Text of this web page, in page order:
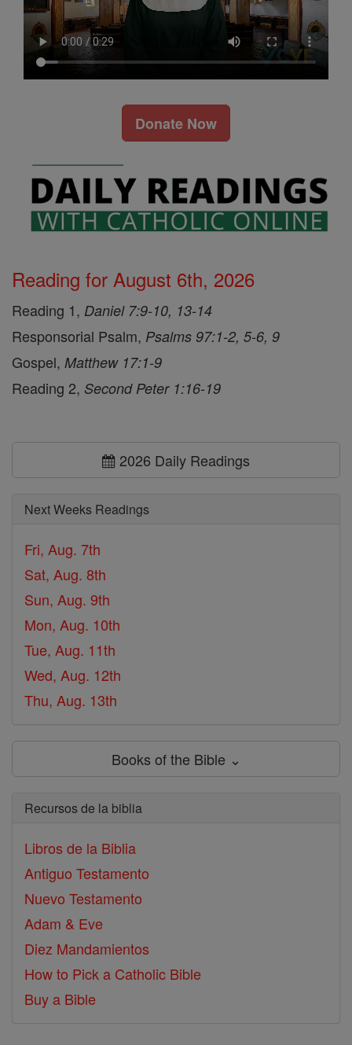
Donate Now
Reading for August 6th, 2026
Reading 1, Daniel 7:9-10, 13-14
Responsorial Psalm, Psalms 97:1-2, 5-6, 9
Gospel, Matthew 17:1-9
Reading 2, Second Peter 1:16-19
2026 Daily Readings
Next Weeks Readings
Fri, Aug. 7th
Sat, Aug. 8th
Sun, Aug. 9th
Mon, Aug. 10th
Tue, Aug. 11th
Wed, Aug. 12th
Thu, Aug. 13th
Books of the Bible ⌄
Recursos de la biblia
Libros de la Biblia
Antiguo Testamento
Nuevo Testamento
Adam & Eve
Diez Mandamientos
How to Pick a Catholic Bible
Buy a Bible